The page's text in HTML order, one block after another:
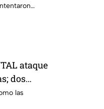
ataque
dos
las